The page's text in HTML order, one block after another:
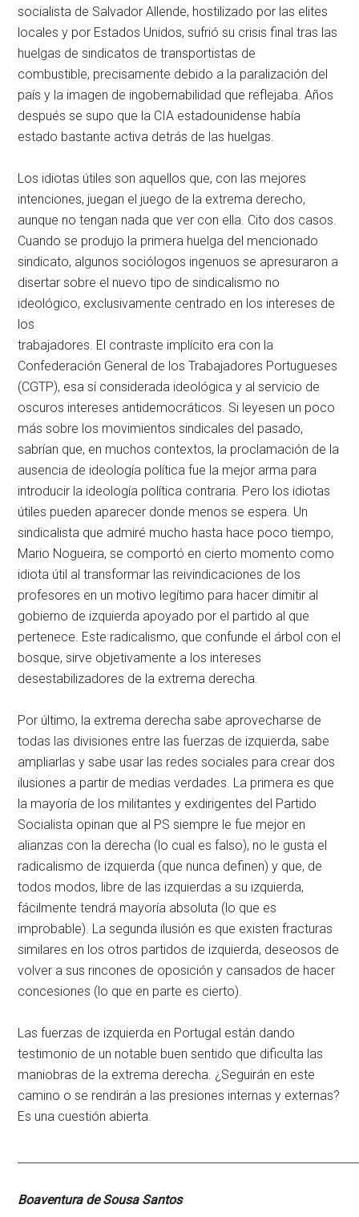
socialista de Salvador Allende, hostilizado por las elites
locales y por Estados Unidos, sufrió su crisis final tras las
huelgas de sindicatos de transportistas de
combustible, precisamente debido a la paralización del
país y la imagen de ingobernabilidad que reflejaba. Años
después se supo que la CIA estadounidense había
estado bastante activa detrás de las huelgas.
Los idiotas útiles son aquellos que, con las mejores
intenciones, juegan el juego de la extrema derecho,
aunque no tengan nada que ver con ella. Cito dos casos.
Cuando se produjo la primera huelga del mencionado
sindicato, algunos sociólogos ingenuos se apresuraron a
disertar sobre el nuevo tipo de sindicalismo no
ideológico, exclusivamente centrado en los intereses de
los
trabajadores. El contraste implícito era con la
Confederación General de los Trabajadores Portugueses
(CGTP), esa sí considerada ideológica y al servicio de
oscuros intereses antidemocráticos. Si leyesen un poco
más sobre los movimientos sindicales del pasado,
sabrían que, en muchos contextos, la proclamación de la
ausencia de ideología política fue la mejor arma para
introducir la ideología política contraria. Pero los idiotas
útiles pueden aparecer donde menos se espera. Un
sindicalista que admiré mucho hasta hace poco tiempo,
Mario Nogueira, se comportó en cierto momento como
idiota útil al transformar las reivindicaciones de los
profesores en un motivo legítimo para hacer dimitir al
gobierno de izquierda apoyado por el partido al que
pertenece. Este radicalismo, que confunde el árbol con el
bosque, sirve objetivamente a los intereses
desestabilizadores de la extrema derecha.
Por último, la extrema derecha sabe aprovecharse de
todas las divisiones entre las fuerzas de izquierda, sabe
ampliarlas y sabe usar las redes sociales para crear dos
ilusiones a partir de medias verdades. La primera es que
la mayoría de los militantes y exdirigentes del Partido
Socialista opinan que al PS siempre le fue mejor en
alianzas con la derecha (lo cual es falso), no le gusta el
radicalismo de izquierda (que nunca definen) y que, de
todos modos, libre de las izquierdas a su izquierda,
fácilmente tendrá mayoría absoluta (lo que es
improbable). La segunda ilusión es que existen fracturas
similares en los otros partidos de izquierda, deseosos de
volver a sus rincones de oposición y cansados de hacer
concesiones (lo que en parte es cierto).
Las fuerzas de izquierda en Portugal están dando
testimonio de un notable buen sentido que dificulta las
maniobras de la extrema derecha. ¿Seguirán en este
camino o se rendirán a las presiones internas y externas?
Es una cuestión abierta.
Boaventura de Sousa Santos